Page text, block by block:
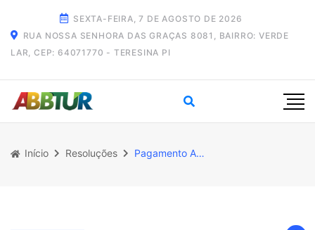
SEXTA-FEIRA, 7 DE AGOSTO DE 2026
RUA NOSSA SENHORA DAS GRAÇAS 8081, BAIRRO: VERDE
LAR, CEP: 64071770 - TERESINA PI
Início Resoluções Pagamento Anuidade Afiliação/Renovação